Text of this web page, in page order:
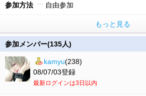
参加方法 自由参加
もっと見る
参加メンバー(135人)
kamyu(238)
08/07/03登録
最新ログインは3日以内